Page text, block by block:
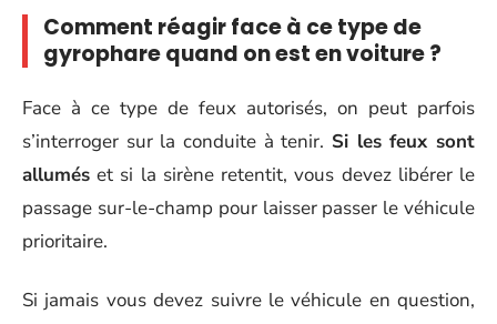
Comment réagir face à ce type de
gyrophare quand on est en voiture ?
Face à ce type de feux autorisés, on peut parfois
s’interroger sur la conduite à tenir. Si les feux sont
allumés et si la sirène retentit, vous devez libérer le
passage sur-le-champ pour laisser passer le véhicule
prioritaire.
Si jamais vous devez suivre le véhicule en question,